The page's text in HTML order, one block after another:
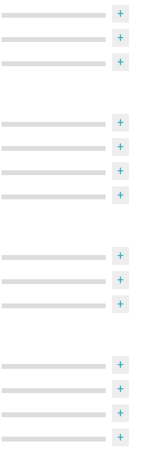
+
+
+
+
+
+
+
+
+
+
+
+
+
+